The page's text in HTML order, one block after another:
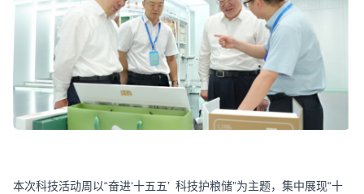
本次科技活动周以“奋进‘十五五’ 科技护粮储”为主题，集中展现“十